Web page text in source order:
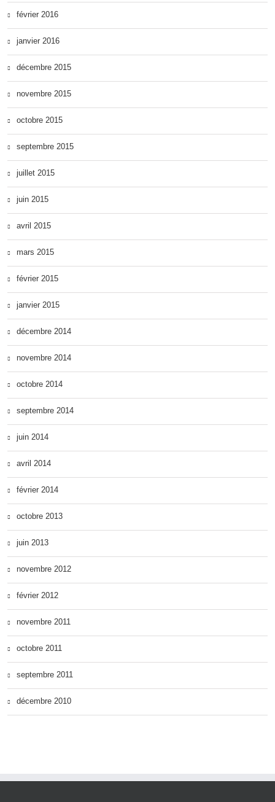
février 2016
janvier 2016
décembre 2015
novembre 2015
octobre 2015
septembre 2015
juillet 2015
juin 2015
avril 2015
mars 2015
février 2015
janvier 2015
décembre 2014
novembre 2014
octobre 2014
septembre 2014
juin 2014
avril 2014
février 2014
octobre 2013
juin 2013
novembre 2012
février 2012
novembre 2011
octobre 2011
septembre 2011
décembre 2010